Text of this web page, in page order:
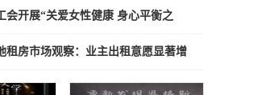
会开展“关爱女性健康 身心平衡之
租房市场观察：业主出租意愿显著增
地